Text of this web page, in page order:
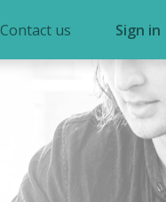
Contact us Sign in